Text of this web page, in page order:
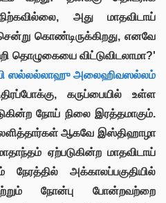
அது மாதவிடாய்
கொண்டிருக்கிறது, எனவே
தொழுகையை விட்டுவிடலாமா?'
ஸல்லல்லாஹு அலைஹிவஸல்லம்
கருப்பையில் உள்ள
நோய் நிலை இரத்தமாகும்.
ஆகவே இஸ்திஹாழா
ஏற்படுகின்ற மாதவிடாய்
அக்காலப்பகுதியில்
நோன்பு போன்றவற்றை